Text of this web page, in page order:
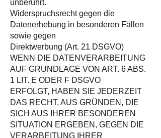
unberührt.
Widerspruchsrecht gegen die
Datenerhebung in besonderen Fällen
sowie gegen
Direktwerbung (Art. 21 DSGVO)
WENN DIE DATENVERARBEITUNG
AUF GRUNDLAGE VON ART. 6 ABS.
1 LIT. E ODER F DSGVO
ERFOLGT, HABEN SIE JEDERZEIT
DAS RECHT, AUS GRÜNDEN, DIE
SICH AUS IHRER BESONDEREN
SITUATION ERGEBEN, GEGEN DIE
VERARBEITUNG IHRER